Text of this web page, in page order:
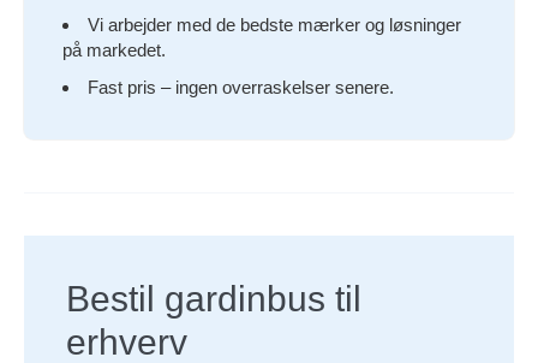
Vi arbejder med de bedste mærker og løsninger
på markedet.
Fast pris – ingen overraskelser senere.
Bestil gardinbus til
erhverv